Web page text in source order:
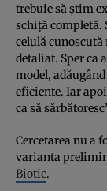
trebuie să știm
schiță completă.
celulă
detaliat. Sper ca
model,
eficiente. Iar
ca să
Cercetarea nu a
varianta
Biotic.